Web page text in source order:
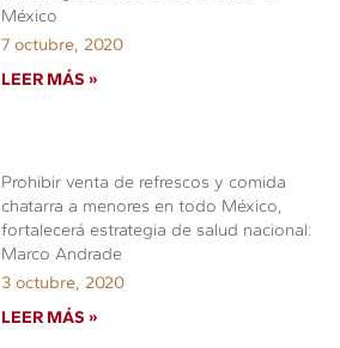
México
7 octubre, 2020
LEER MÁS »
Prohibir venta de refrescos y comida
chatarra a menores en todo México,
fortalecerá estrategia de salud nacional:
Marco Andrade
3 octubre, 2020
LEER MÁS »